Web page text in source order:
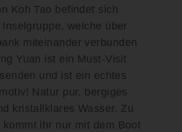
Koh Tao befindet sich
welche über
miteinander verbunden
Yuan ist ein Must-Visit
und ist ein echtes
Natur pur, bergiges
kristallklares Wasser. Zu
kommt ihr nur mit dem Boot